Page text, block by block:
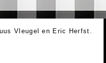
Vleugel en Eric Herfst.